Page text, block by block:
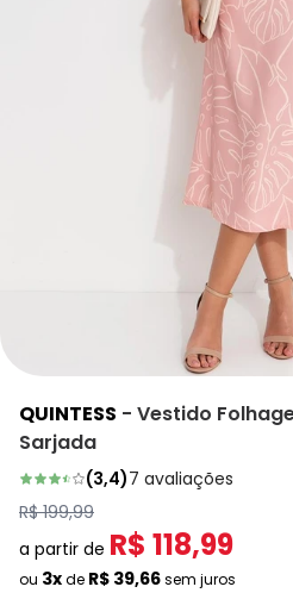
QUINTESS - Vestido
Sarjada
(3,4)7 avaliações
R$ 199,99
a partir de R$ 118,99
ou 3xde R$ 39,66sem juros